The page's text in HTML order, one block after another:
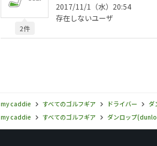
2件
2017/11/1（水）20:54
存在しないユーザ
my caddie すべてのゴルフギア ドライバー ダ
my caddie
すべてのゴルフギア ダンロップ